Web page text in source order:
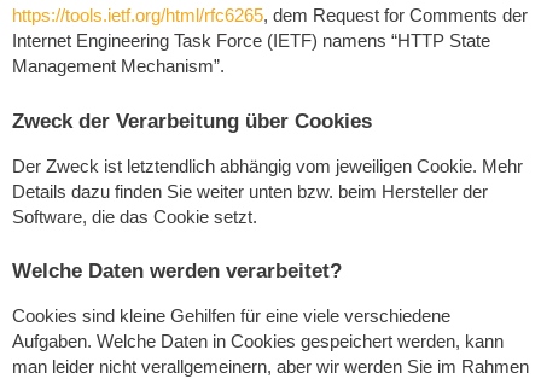
https://tools.ietf.org/html/rfc6265, dem Request for Comments der
Internet Engineering Task Force (IETF) namens “HTTP State
Management Mechanism”.
Zweck der Verarbeitung über Cookies
Der Zweck ist letztendlich abhängig vom jeweiligen Cookie. Mehr
Details dazu finden Sie weiter unten bzw. beim Hersteller der
Software, die das Cookie setzt.
Welche Daten werden verarbeitet?
Cookies sind kleine Gehilfen für eine viele verschiedene
Aufgaben. Welche Daten in Cookies gespeichert werden, kann
man leider nicht verallgemeinern, aber wir werden Sie im Rahmen